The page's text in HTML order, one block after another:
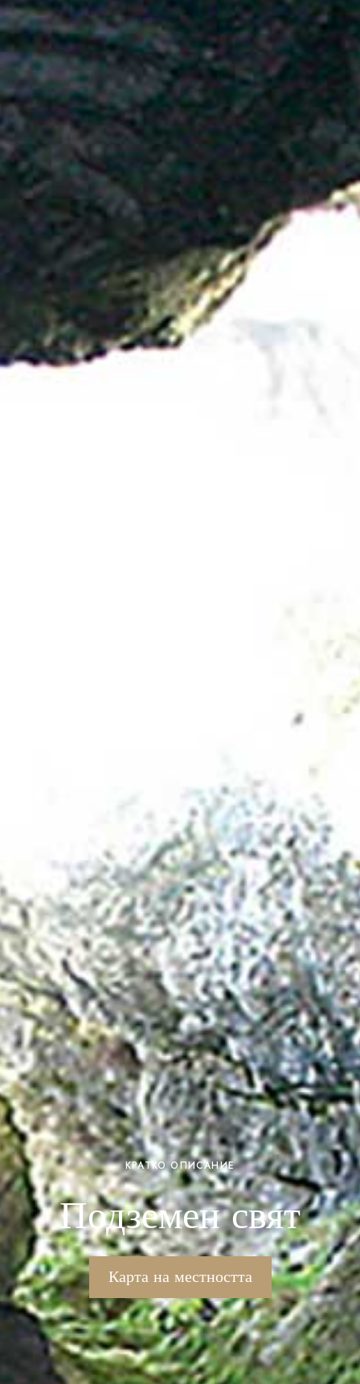
КРАТКО ОПИСАНИЕ
Подземен свят
Карта на местността